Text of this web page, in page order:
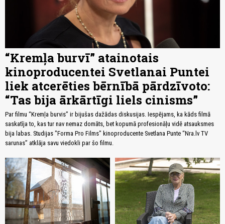
“Kremļa burvī” atainotais
kinoproducentei Svetlanai Puntei
liek atcerēties bērnībā pārdzīvoto:
“Tas bija ārkārtīgi liels cinisms”
Par filmu “Kremļa burvis” ir bijušas dažādas diskusijas. Iespējams, ka kāds filmā
saskatīja to, kas tur nav nemaz domāts, bet kopumā profesionāļu vidē atsauksmes
bija labas. Studijas "Forma Pro Films" kinoproducente Svetlana Punte “Nra.lv TV
sarunas” atklāja savu viedokli par šo filmu.